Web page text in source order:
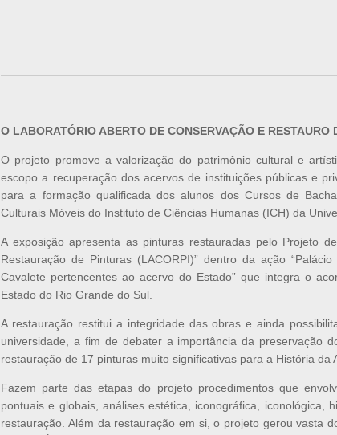
O LABORATÓRIO ABERTO DE CONSERVAÇÃO E RESTAURO
O projeto promove a valorização do patrimônio cultural e
escopo a recuperação dos acervos de instituições públicas e
para a formação qualificada dos alunos dos Cursos de
Culturais Móveis do Instituto de Ciências Humanas (ICH) da
A exposição apresenta as pinturas restauradas pelo Projeto
Restauração de Pinturas (LACORPI)” dentro da ação
Cavalete pertencentes ao acervo do Estado” que integra o
Estado do Rio Grande do Sul.
A restauração restitui a integridade das obras e ainda
universidade, a fim de debater a importância da preservação
restauração de 17 pinturas muito significativas para a História da
Fazem parte das etapas do projeto procedimentos que
pontuais e globais, análises estética, iconográfica, iconológica,
restauração. Além da restauração em si, o projeto gerou vasta